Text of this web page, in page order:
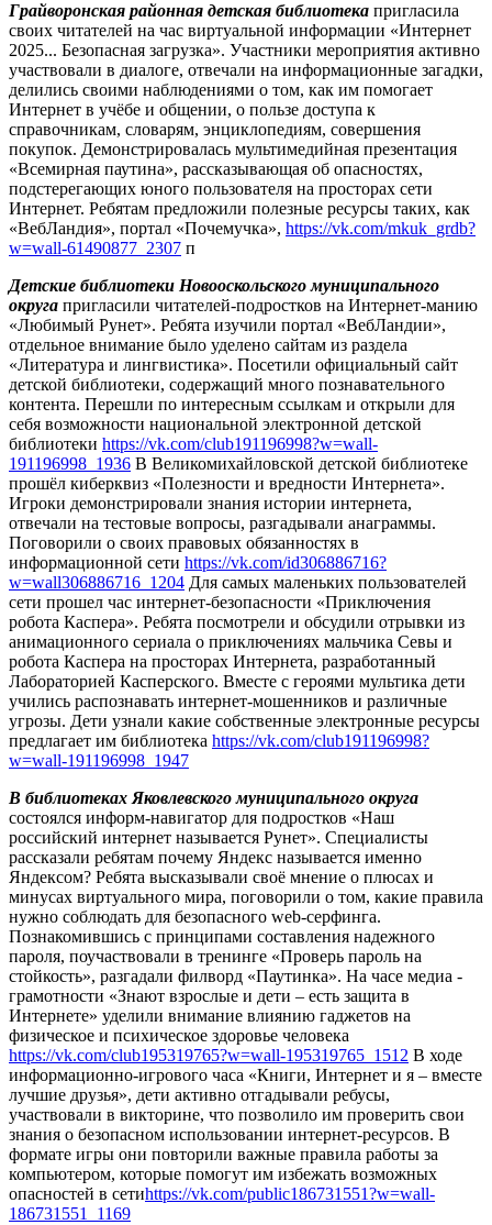
Грайворонская районная детская библиотека пригласила
своих читателей на час виртуальной информации «Интернет
2025... Безопасная загрузка». Участники мероприятия активно
участвовали в диалоге, отвечали на информационные загадки,
делились своими наблюдениями о том, как им помогает
Интернет в учёбе и общении, о пользе доступа к
справочникам, словарям, энциклопедиям, совершения
покупок. Демонстрировалась мультимедийная презентация
«Всемирная паутина», рассказывающая об опасностях,
подстерегающих юного пользователя на просторах сети
Интернет. Ребятам предложили полезные ресурсы таких, как
«ВебЛандия», портал «Почемучка», https://vk.com/mkuk_grdb?
w=wall-61490877_2307 п
Детские библиотеки Новооскольского муниципального
округа пригласили читателей-подростков на Интернет-манию
«Любимый Рунет». Ребята изучили портал «ВебЛандии»,
отдельное внимание было уделено сайтам из раздела
«Литература и лингвистика». Посетили официальный сайт
детской библиотеки, содержащий много познавательного
контента. Перешли по интересным ссылкам и открыли для
себя возможности национальной электронной детской
библиотеки https://vk.com/club191196998?w=wall-
191196998_1936 В Великомихайловской детской библиотеке
прошёл киберквиз «Полезности и вредности Интернета».
Игроки демонстрировали знания истории интернета,
отвечали на тестовые вопросы, разгадывали анаграммы.
Поговорили о своих правовых обязанностях в
информационной сети https://vk.com/id306886716?
w=wall306886716_1204 Для самых маленьких пользователей
сети прошел час интернет-безопасности «Приключения
робота Каспера». Ребята посмотрели и обсудили отрывки из
анимационного сериала о приключениях мальчика Севы и
робота Каспера на просторах Интернета, разработанный
Лабораторией Касперского. Вместе с героями мультика дети
учились распознавать интернет-мошенников и различные
угрозы. Дети узнали какие собственные электронные ресурсы
предлагает им библиотека https://vk.com/club191196998?
w=wall-191196998_1947
В библиотеках Яковлевского муниципального округа
состоялся информ-навигатор для подростков «Наш
российский интернет называется Рунет». Специалисты
рассказали ребятам почему Яндекс называется именно
Яндексом? Ребята высказывали своё мнение о плюсах и
минусах виртуального мира, поговорили о том, какие правила
нужно соблюдать для безопасного web-серфинга.
Познакомившись с принципами составления надежного
пароля, поучаствовали в тренинге «Проверь пароль на
стойкость», разгадали филворд «Паутинка». На часе медиа -
грамотности «Знают взрослые и дети – есть защита в
Интернете» уделили внимание влиянию гаджетов на
физическое и психическое здоровье человека
https://vk.com/club195319765?w=wall-195319765_1512 В ходе
информационно-игрового часа «Книги, Интернет и я – вместе
лучшие друзья», дети активно отгадывали ребусы,
участвовали в викторине, что позволило им проверить свои
знания о безопасном использовании интернет-ресурсов. В
формате игры они повторили важные правила работы за
компьютером, которые помогут им избежать возможных
опасностей в сетиhttps://vk.com/public186731551?w=wall-
186731551_1169